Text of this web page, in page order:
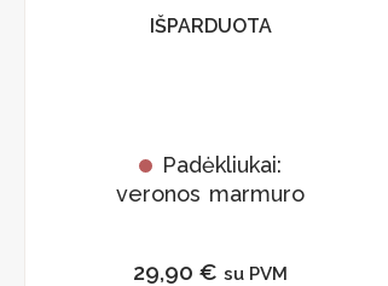
IŠPARDUOTA
Padėkliukai:
veronos marmuro
29,90 € su PVM